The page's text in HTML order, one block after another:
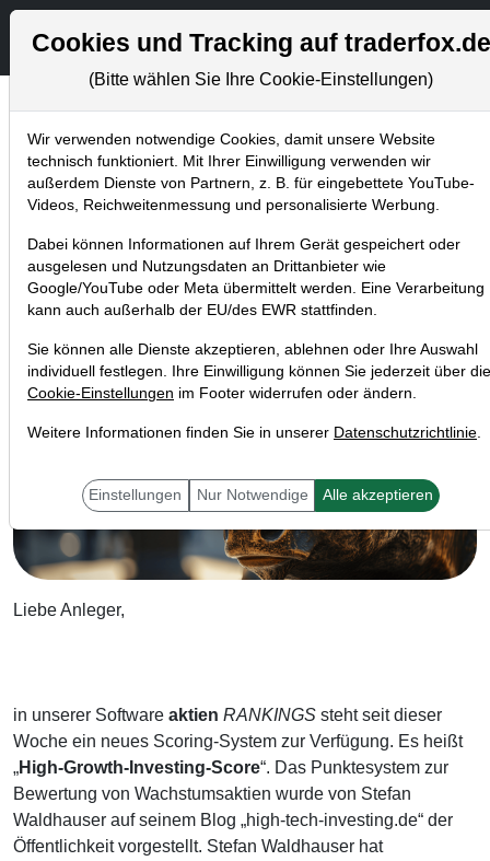
Aktien- und
Aktuelles
Home Blog Aktuelles
"High-Growth-Investing-Score": Finde
die besten Wachstums-Aktien!
Liebe Anleger,
in unserer Software aktien RANKINGS steht seit dieser
Woche ein neues Scoring-System zur Verfügung. Es heißt
„High-Growth-Investing-Score“. Das Punktesystem zur
Bewertung von Wachstumsaktien wurde von Stefan
Waldhauser auf seinem Blog „high-tech-investing.de“ der
Öffentlichkeit vorgestellt. Stefan Waldhauser hat
Cookies und Tracking auf traderfox.de
(Bitte wählen Sie Ihre Cookie-Einstellungen)
Wir verwenden notwendige Cookies, damit unsere Website
technisch funktioniert. Mit Ihrer Einwilligung verwenden wir
außerdem Dienste von Partnern, z. B. für eingebettete YouTube-
Videos, Reichweitenmessung und personalisierte Werbung.
Dabei können Informationen auf Ihrem Gerät gespeichert oder
ausgelesen und Nutzungsdaten an Drittanbieter wie
Google/YouTube oder Meta übermittelt werden. Eine Verarbeitung
kann auch außerhalb der EU/des EWR stattfinden.
Sie können alle Dienste akzeptieren, ablehnen oder Ihre Auswahl
individuell festlegen. Ihre Einwilligung können Sie jederzeit über die
Cookie-Einstellungen im Footer widerrufen oder ändern.
Weitere Informationen finden Sie in unserer Datenschutzrichtlinie.
Einstellungen Nur Notwendige Alle akzeptieren